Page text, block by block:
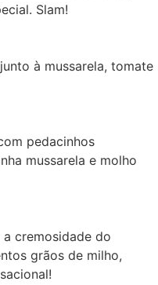
Slam!
à mussarela, tomate
pedacinhos
mussarela e molho
cremosidade do
grãos de milho,